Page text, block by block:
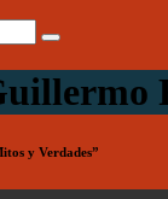
y Verdades”